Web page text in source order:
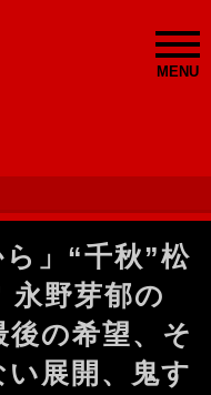
MENU
ら」“千秋”松
永野芽郁の
の希望、そ
展開、鬼す